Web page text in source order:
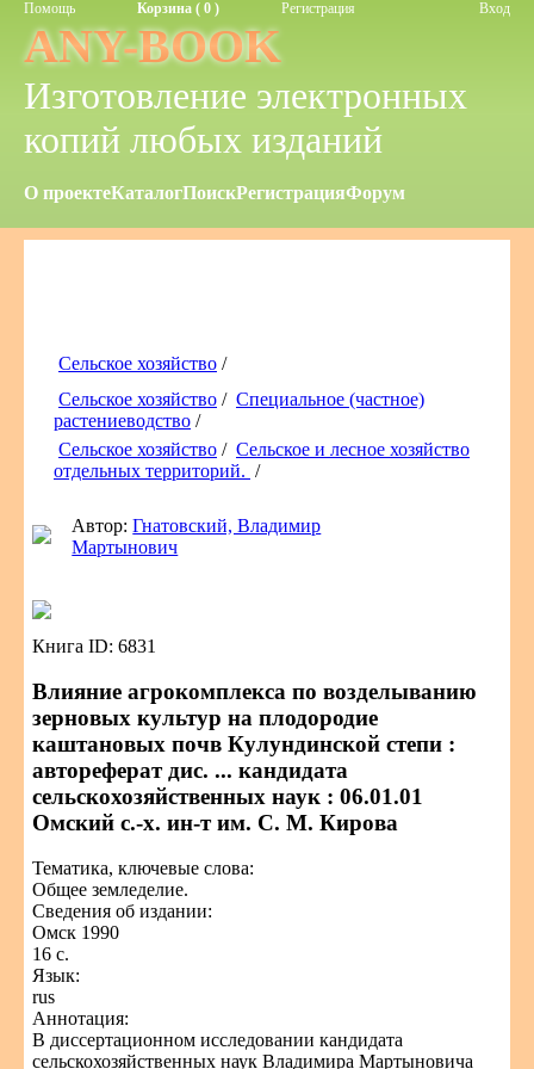
Помощь Корзина ( 0 ) Регистрация Вход
ANY-BOOK
Изготовление электронных
копий любых изданий
О проектеКаталогПоискРегистрацияФорум
Сельское хозяйство /
Сельское хозяйство / Специальное (частное)
растениеводство /
Сельское хозяйство / Сельское и лесное хозяйство
отдельных территорий. /
Автор:Гнатовский, Владимир
Мартынович
Книга ID: 6831
Влияние агрокомплекса по возделыванию
зерновых культур на плодородие
каштановых почв Кулундинской степи :
автореферат дис. ... кандидата
сельскохозяйственных наук : 06.01.01
Омский с.-х. ин-т им. С. М. Кирова
Тематика, ключевые слова:
Общее земледелие.
Сведения об издании:
Омск 1990
16 с.
Язык:
rus
Аннотация:
В диссертационном исследовании кандидата
сельскохозяйственных наук Владимира Мартыновича